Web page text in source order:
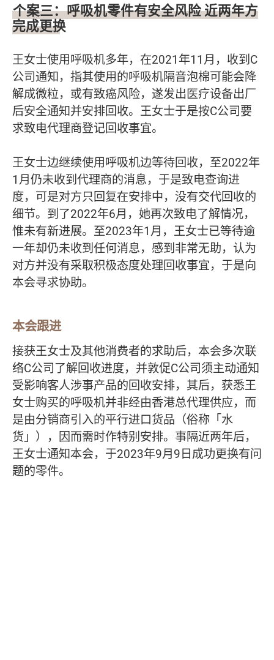
个案三：呼吸机零件有安全风险 近两年方
完成更换
王女士使用呼吸机多年，在2021年11月，收到C
公司通知，指其使用的呼吸机隔音泡棉可能会降
解成微粒，或有致癌风险，遂发出医疗设备出厂
后安全通知并安排回收。王女士于是按C公司要
求致电代理商登记回收事宜。
王女士边继续使用呼吸机边等待回收，至2022年
1月仍未收到代理商的消息，于是致电查询进
度，可是对方只回复在安排中，没有交代回收的
细节。到了2022年6月，她再次致电了解情况，
惟未有新进展。至2023年1月，王女士已等待逾
一年却仍未收到任何消息，感到非常无助，认为
对方并没有采取积极态度处理回收事宜，于是向
本会寻求协助。
本会跟进
接获王女士及其他消费者的求助后，本会多次联
络C公司了解回收进度，并敦促C公司须主动通知
受影响客人涉事产品的回收安排，其后，获悉王
女士购买的呼吸机并非经由香港总代理供应，而
是由分销商引入的平行进口货品（俗称「水
货」），因而需时作特别安排。事隔近两年后，
王女士通知本会，于2023年9月9日成功更换有问
题的零件。